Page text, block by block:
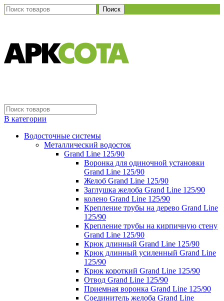
Поиск
В категории
Водосточные системы
Металлический водосток
Grand Line 125/90
Воронка для одиночной установки
Grand Line 125/90
Желоб Grand Line 125/90
Заглушка желоба Grand Line 125/90
колено Grand Line 125/90
Крепление трубы на дерево Grand Line
125/90
Крепление трубы на кирпичную стену
Grand Line 125/90
Крюк длинный Grand Line 125/90
Крюк длинный усиленный Grand Line
125/90
Крюк короткий Grand Line 125/90
Отвод Grand Line 125/90
Приемная воронка Grand Line 125/90
Соединитель желоба Grand Line